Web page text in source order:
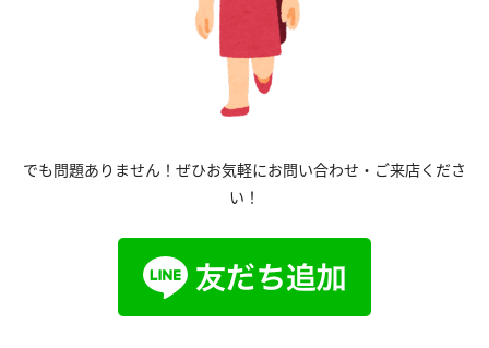
でも問題ありません！ぜひお気軽にお問い合わせ・ご来店くださ
い！